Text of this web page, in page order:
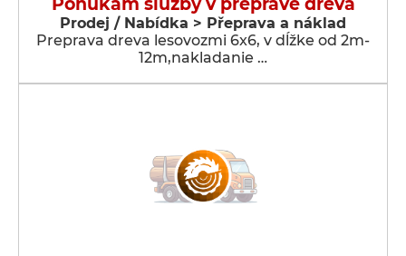
Prodej / Nabídka > Přeprava a náklad
Preprava dreva lesovozmi 6x6, v dĺžke od 2m-
12m,nakladanie …